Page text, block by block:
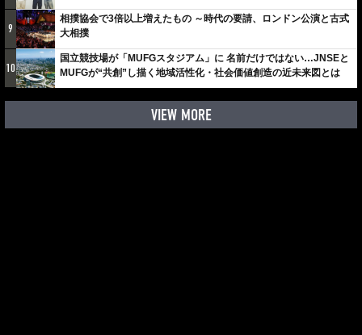
しみでしかないでしょ。川崎は、ずっと成長曲線だから」
9
相撲協会で3倍以上増えたもの ～時代の要請、ロンドン公演と古式
大相撲
10
国立競技場が「MUFGスタジアム」に 名前だけではない…JNSEと
MUFGが“共創”し描く地域活性化・社会価値創造の近未来図とは
VIEW MORE